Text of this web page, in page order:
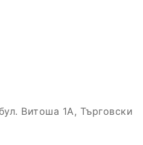
Витоша 1А, Търговски